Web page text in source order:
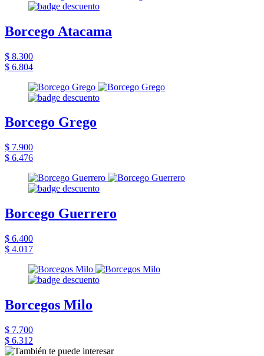
Borcego Atacama
$ 8.300
$ 6.804
Borcego Grego
$ 7.900
$ 6.476
Borcego Guerrero
$ 6.400
$ 4.017
Borcegos Milo
$ 7.700
$ 6.312